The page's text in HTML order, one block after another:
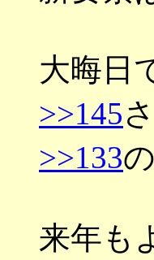
大晦日
>>145
>>133
来年も